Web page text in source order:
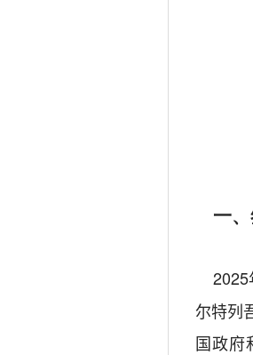
一、
2025
尔特列
国政府